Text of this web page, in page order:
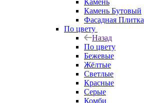
Камень
Камень Бутовый
Фасадная Плитка
По цвету
Назад
По цвету
Бежевые
Жёлтые
Светлые
Красные
Серые
Комби